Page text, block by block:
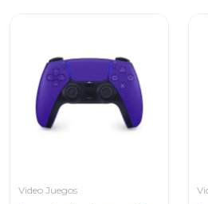
Video Juegos